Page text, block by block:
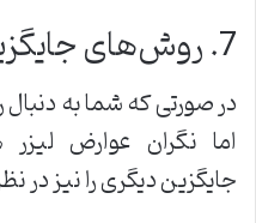
7. روش‌های جایگزین
در صورتی که شما به
اما نگران عوارض
جایگزین دیگری را نیز در